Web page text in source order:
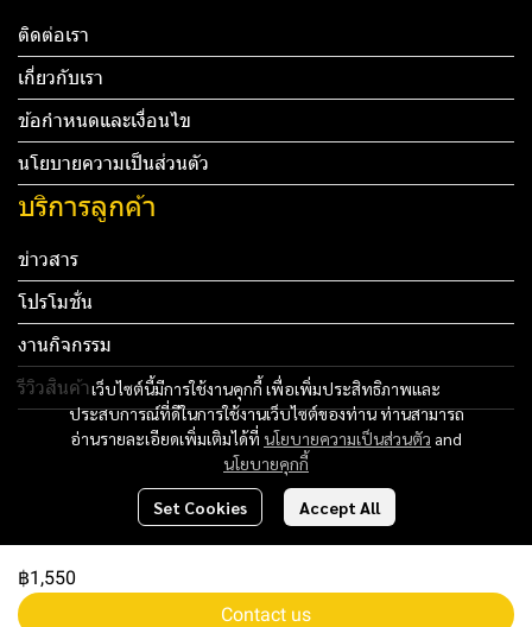
฿1,550
Contact us
เว็บไซต์นี้มีการใช้งานคุกกี้ เพื่อเพิ่มประสิทธิภาพและ
ประสบการณ์ที่ดีในการใช้งานเว็บไซต์ของท่าน ท่านสามารถ
อ่านรายละเอียดเพิ่มเติมได้ที่ นโยบายความเป็นส่วนตัว and
นโยบายคุกกี้
Set Cookies Accept All
ติดต่อเรา
เกี่ยวกับเรา
ข้อกำหนดและเงื่อนไข
นโยบายความเป็นส่วนตัว
บริการลูกค้า
ข่าวสาร
โปรโมชั่น
งานกิจกรรม
รีวิวสินค้า
Tel: 012 345 67890 Email: mail@yourdomain.com
Copyright 2024 | All Rights Reserved | Powered by MWE